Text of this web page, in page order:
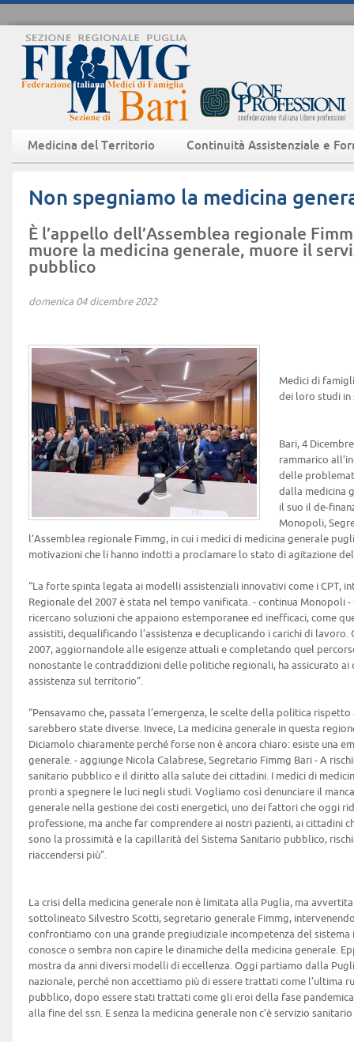
Medicina del Territorio Continuità Assistenziale e
Non spegniamo la medicina
È l’appello dell’Assemblea regionale
muore la medicina generale, muore il
pubblico
domenica 04 dicembre 2022
Medici di
dei loro studi in
Bari, 4
rammarico
delle
dalla medicina
il suo il de-
Monopoli,
l’Assemblea regionale Fimmg, in cui i medici di medicina generale
motivazioni che li hanno indotti a proclamare lo stato di agitazione
“La forte spinta legata ai modelli assistenziali innovativi come i CPT,
Regionale del 2007 è stata nel tempo vanificata. - continua Monopoli
ricercano soluzioni che appaiono estemporanee ed inefficaci, come
assistiti, dequalificando l’assistenza e decuplicando i carichi di
2007, aggiornandole alle esigenze attuali e completando quel
nonostante le contraddizioni delle politiche regionali, ha assicurato
assistenza sul territorio”.
“Pensavamo che, passata l’emergenza, le scelte della politica
sarebbero state diverse. Invece, La medicina generale in questa
Diciamolo chiaramente perché forse non è ancora chiaro: esiste una
generale. - aggiunge Nicola Calabrese, Segretario Fimmg Bari - A
sanitario pubblico e il diritto alla salute dei cittadini. I medici di
pronti a spegnere le luci negli studi. Vogliamo così denunciare il
generale nella gestione dei costi energetici, uno dei fattori che oggi
professione, ma anche far comprendere ai nostri pazienti, ai cittadini
sono la prossimità e la capillarità del Sistema Sanitario pubblico,
riaccendersi più”.
La crisi della medicina generale non è limitata alla Puglia, ma
sottolineato Silvestro Scotti, segretario generale Fimmg,
confrontiamo con una grande pregiudiziale incompetenza del sistema
conosce o sembra non capire le dinamiche della medicina generale.
mostra da anni diversi modelli di eccellenza. Oggi partiamo dalla
nazionale, perché non accettiamo più di essere trattati come l’ultima
pubblico, dopo essere stati trattati come gli eroi della fase
alla fine del ssn. E senza la medicina generale non c’è servizio sanitario